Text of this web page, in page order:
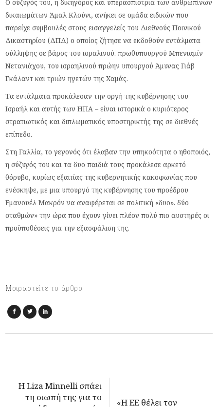
Ο σύζυγός του, η δικηγόρος και υπερασπίστρια των ανθρωπίνων
δικαιωμάτων Άμαλ Κλούνι, ανήκει σε ομάδα ειδικών που
παρείχε συμβουλές στους εισαγγελείς του Διεθνούς Ποινικού
Δικαστηρίου (ΔΠΔ) ο οποίος ζήτησε να εκδοθούν εντάλματα
σύλληψης σε βάρος του ισραλινού. πρωθυπουργού Μπενιαμίν
Νετανιάχου, του ισραηλινού πρώην υπουργού Άμυνας Γιάβ
Γκάλαντ και τριών ηγετών της Χαμάς.
Τα εντάλματα προκάλεσαν την οργή της κυβέρνησης του
Ισραήλ και αυτής των ΗΠΑ – είναι ιστορικά ο κυριότερος
στρατιωτικός και διπλωματικός υποστηρικτής της σε διεθνές
επίπεδο.
Στη Γαλλία, το γεγονός ότι έλαβαν την υπηκοότητα ο ηθοποιός,
η σύζυγός του και τα δυο παιδιά τους προκάλεσε αρκετό
θόρυβο, κυρίως εξαιτίας της κυβερνητικής κακοφωνίας που
ενέσκηψε, με μια υπουργό της κυβέρνησης του προέδρου
Εμανουέλ Μακρόν να αναφέρεται σε πολιτική «δυο». δύο
σταθμών» την ώρα που έχουν γίνει πλέον πολύ πιο αυστηρές οι
προϋποθέσεις για την εξασφάλιση της.
Μοιραστείτε το άρθρο
Η Liza Minnelli σπάει
τη σιωπή της για το
«Η ΕΕ θέλει τον